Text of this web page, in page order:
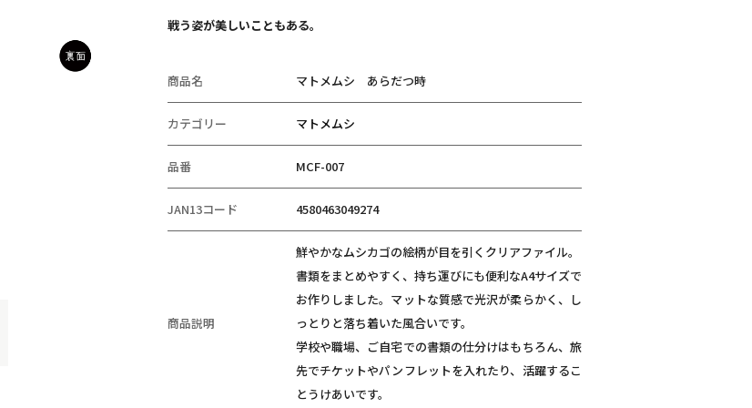
戦う姿が美しいこともある。
商品名 マトメムシ あらだつ時
カテゴリー マトメムシ
品番 MCF-007
JAN13コード 4580463049274
商品説明
鮮やかなムシカゴの絵柄が目を引くクリアファイル。
書類をまとめやすく、持ち運びにも便利なA4サイズで
お作りしました。マットな質感で光沢が柔らかく、し
っとりと落ち着いた風合いです。
学校や職場、ご自宅での書類の仕分けはもちろん、旅
先でチケットやパンフレットを入れたり、活躍するこ
とうけあいです。